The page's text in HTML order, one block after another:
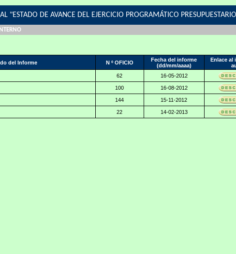
"ESTADO DE AVANCE DEL EJERCICIO PROGRAMÁTICO
del Informe N º OFICIO
Fecha del informe
(dd/mm/aaaa)
Enlace al
62 16-05-2012
100 16-08-2012
144 15-11-2012
22 14-02-2013